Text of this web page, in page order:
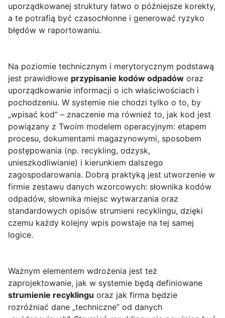
uporządkowanej struktury łatwo o późniejsze korekty,
a te potrafią być czasochłonne i generować ryzyko
błędów w raportowaniu.
Na poziomie technicznym i merytorycznym podstawą
jest prawidłowe przypisanie kodów odpadów oraz
uporządkowanie informacji o ich właściwościach i
pochodzeniu. W systemie nie chodzi tylko o to, by
„wpisać kod” – znaczenie ma również to, jak kod jest
powiązany z Twoim modelem operacyjnym: etapem
procesu, dokumentami magazynowymi, sposobem
postępowania (np. recykling, odzysk,
unieszkodliwianie) i kierunkiem dalszego
zagospodarowania. Dobrą praktyką jest utworzenie w
firmie zestawu danych wzorcowych: słownika kodów
odpadów, słownika miejsc wytwarzania oraz
standardowych opisów strumieni recyklingu, dzięki
czemu każdy kolejny wpis powstaje na tej samej
logice.
Ważnym elementem wdrożenia jest też
zaprojektowanie, jak w systemie będą definiowane
strumienie recyklingu oraz jak firma będzie
rozróżniać dane „techniczne” od danych